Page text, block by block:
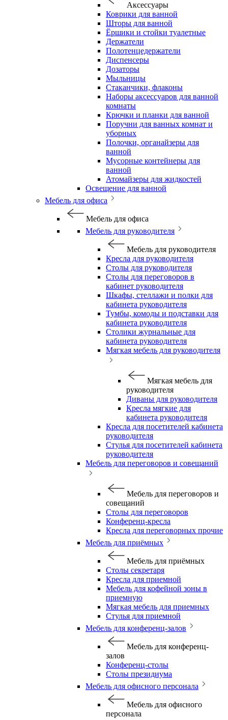
Аксессуары
Коврики для ванной
Шторы для ванной
Ёршики и стойки туалетные
Держатели
Полотенцедержатели
Диспенсеры
Дозаторы
Мыльницы
Стаканчики, флаконы
Наборы аксессуаров для ванной
комнаты
Крючки и планки для ванной
Поручни для ванных комнат и
уборных
Полочки, органайзеры для
ванной
Мусорные контейнеры для
ванной
Атомайзеры для жидкостей
Освещение для ванной
Мебель для офиса
Мебель для офиса
Мебель для руководителя
Мебель для руководителя
Кресла для руководителя
Столы для руководителя
Столы для переговоров в
кабинет руководителя
Шкафы, стеллажи и полки для
кабинета руководителя
Тумбы, комоды и подставки для
кабинета руководителя
Столики журнальные для
кабинета руководителя
Мягкая мебель для руководителя
Мягкая мебель для
руководителя
Диваны для руководителя
Кресла мягкие для
кабинета руководителя
Кресла для посетителей кабинета
руководителя
Стулья для посетителей кабинета
руководителя
Мебель для переговоров и совещаний
Мебель для переговоров и
совещаний
Столы для переговоров
Конференц-кресла
Кресла для переговорных прочие
Мебель для приёмных
Мебель для приёмных
Столы секретаря
Кресла для приемной
Мебель для кофейной зоны в
приемную
Мягкая мебель для приемных
Стулья для приемной
Мебель для конференц-залов
Мебель для конференц-
залов
Конференц-столы
Столы президиума
Мебель для офисного персонала
Мебель для офисного
персонала